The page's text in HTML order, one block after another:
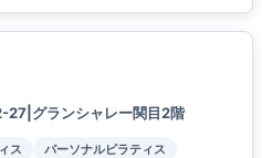
27|グランシャレー関目2階
ス
パーソナルピラティス